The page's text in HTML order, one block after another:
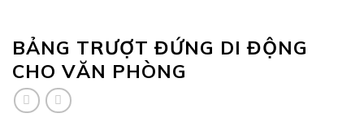
BẢNG TRƯỢT ĐỨNG DI ĐỘNG
CHO VĂN PHÒNG